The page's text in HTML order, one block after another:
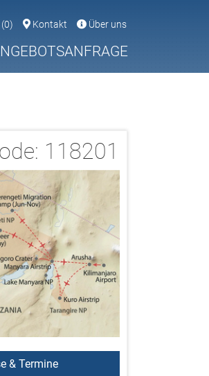
(0) Kontakt Über uns
118201
& Termine